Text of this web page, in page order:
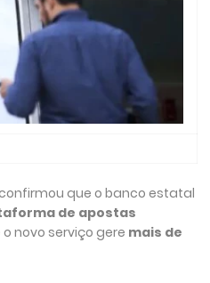
que o banco estatal
de apostas
novo serviço gere mais de